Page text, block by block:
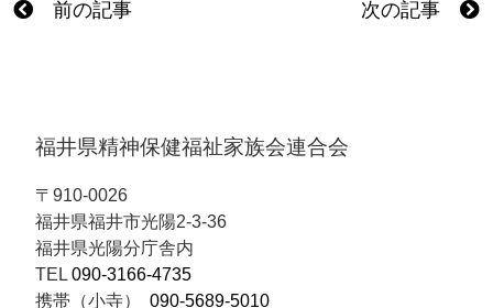
前の記事 次の記事
福井県精神保健福祉家族会連合会
〒910-0026
福井県福井市光陽2-3-36
福井県光陽分庁舎内
TEL 090-3166-4735
携帯（小寺） 090-5689-5010